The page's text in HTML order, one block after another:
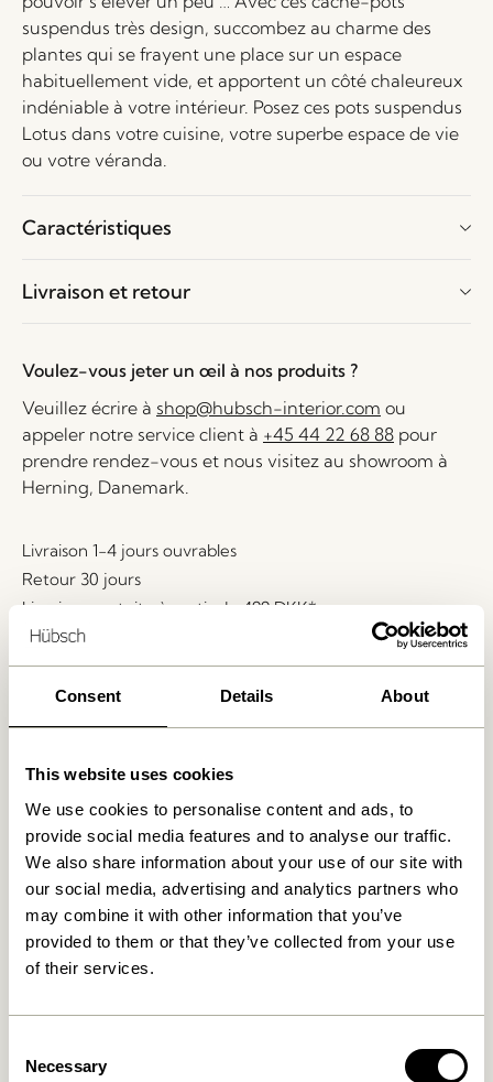
Consent Details About
This website uses cookies
We use cookies to personalise content and ads, to
provide social media features and to analyse our traffic.
We also share information about your use of our site with
our social media, advertising and analytics partners who
may combine it with other information that you’ve
provided to them or that they’ve collected from your use
of their services.
Selection
Necessary
suspendus très design, succombez au charme des
plantes qui se frayent une place sur un espace
habituellement vide, et apportent un côté chaleureux
indéniable à votre intérieur. Posez ces pots suspendus
Lotus dans votre cuisine, votre superbe espace de vie
ou votre véranda.
Caractéristiques
Livraison et retour
Voulez-vous jeter un œil à nos produits ?
Veuillez écrire à shop@hubsch-interior.com ou
appeler notre service client à +45 44 22 68 88 pour
prendre rendez-vous et nous visitez au showroom à
Herning, Danemark.
Livraison 1-4 jours ouvrables
Retour 30 jours
Livraison gratuite à partir de499 DKK*
Produits similaires
Large Marron (set de 3)
1.149,00
Large Khaki (set de 3)